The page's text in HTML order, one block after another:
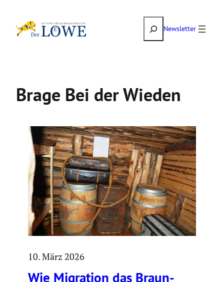
Inhalt
SuchenNewsletter
Brage Bei der Wieden
10. März 2026
Wie Migration das Braun­